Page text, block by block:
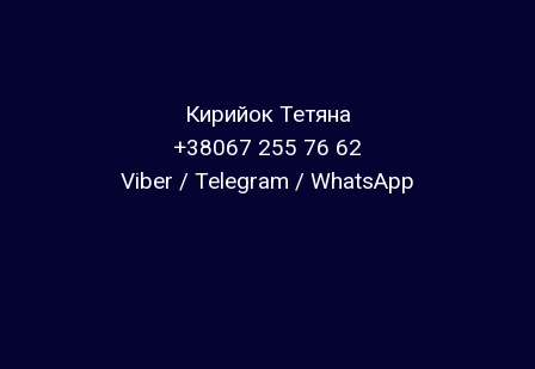
Кирийок Тетяна
+38067 255 76 62
Viber / Telegram / WhatsApp